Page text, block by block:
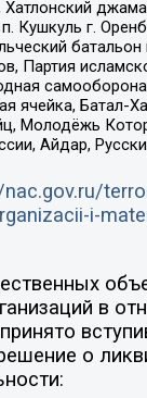
Хатлонский
п. Кушкуль г.
Партия
ячейка, Батал-
Молодёжь
Айдар,
i-
в
о